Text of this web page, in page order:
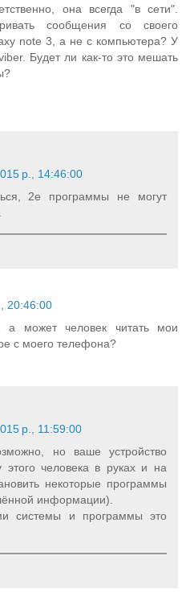
она всегда "в сети".
сообщения со своего
note 3, а не с компьютера? У
Будет ли как-то это мешать
р., 14:46:00
2е программы не могут
20:46:00
а может человек читать мои
с моего телефона?
р., 11:59:00
но ваше устройство
этого человека в руках и на
некоторые программы
информации).
системы и программы это